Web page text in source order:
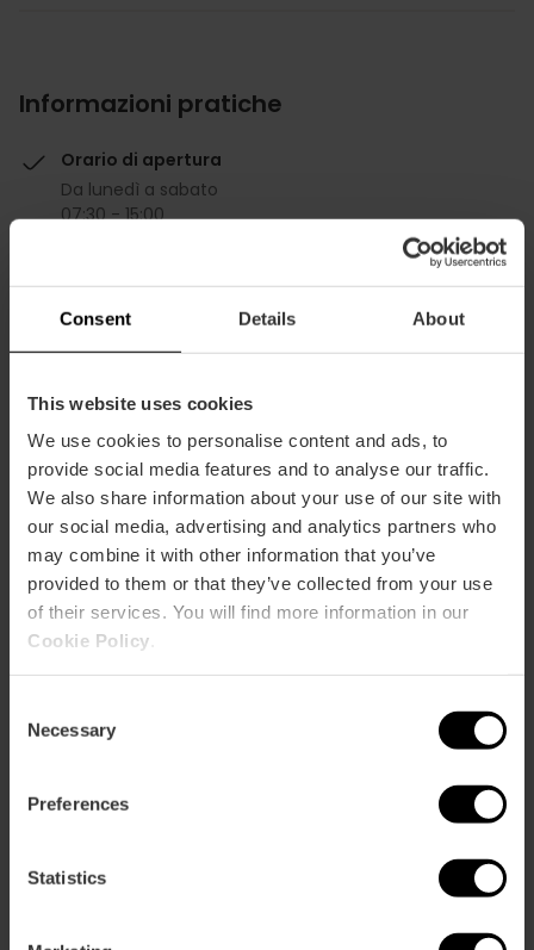
Consent Details About
This website uses cookies
We use cookies to personalise content and ads, to
provide social media features and to analyse our traffic.
We also share information about your use of our site with
our social media, advertising and analytics partners who
may combine it with other information that you’ve
provided to them or that they’ve collected from your use
of their services. You will find more information in our
Cookie Policy
Selection
Necessary
Preferences
Statistics
Informazioni pratiche
Orario di apertura
Da lunedì a sabato
07:30 - 15:00
Ciudad de Brujas und der Calle de las Calabazas,
findet ein Markt zum Tauschen von
Sammelkarten sowie zum Kauf und Verkauf von
antiken, sammelbaren und handgefertigten
Gegenständen statt. Sie können Briefmarken,
Münzen, Banknoten, Postkarten, Comics,
Schallplatten, Karten, Bücher, Keramik... finden.
Come arrivare
Bus